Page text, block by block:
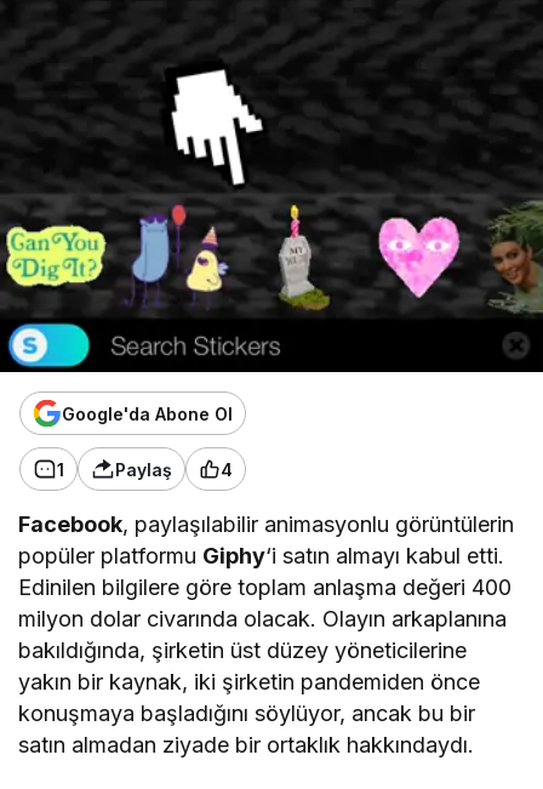
Google'da Abone Ol
1 Paylaş 4
Facebook, paylaşılabilir animasyonlu görüntülerin
popüler platformu Giphy‘i satın almayı kabul etti.
Edinilen bilgilere göre toplam anlaşma değeri 400
milyon dolar civarında olacak. Olayın arkaplanına
bakıldığında, şirketin üst düzey yöneticilerine
yakın bir kaynak, iki şirketin pandemiden önce
konuşmaya başladığını söylüyor, ancak bu bir
satın almadan ziyade bir ortaklık hakkındaydı.